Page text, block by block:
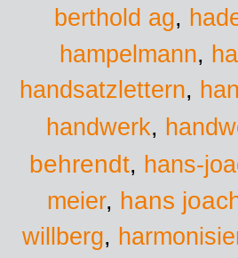
berthold ag,
hampelmann,
handsatzlettern,
handwerk,
behrendt, hans-
meier, hans
willberg,